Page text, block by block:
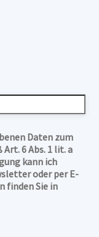
Daten zum
6 Abs. 1 lit. a
kann ich
oder per E-
finden Sie in